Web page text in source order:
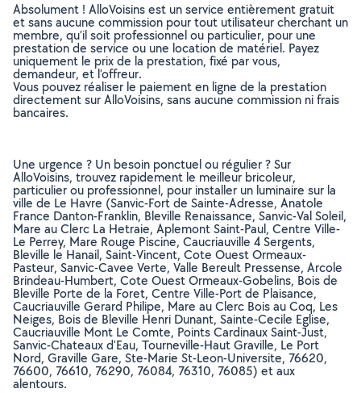
Absolument ! AlloVoisins est un service entièrement gratuit
et sans aucune commission pour tout utilisateur cherchant un
membre, qu’il soit professionnel ou particulier, pour une
prestation de service ou une location de matériel. Payez
uniquement le prix de la prestation, fixé par vous,
demandeur, et l’offreur.
Vous pouvez réaliser le paiement en ligne de la prestation
directement sur AlloVoisins, sans aucune commission ni frais
bancaires.
Une urgence ? Un besoin ponctuel ou régulier ? Sur
AlloVoisins, trouvez rapidement le meilleur bricoleur,
particulier ou professionnel, pour installer un luminaire sur la
ville de Le Havre (Sanvic-Fort de Sainte-Adresse, Anatole
France Danton-Franklin, Bleville Renaissance, Sanvic-Val Soleil,
Mare au Clerc La Hetraie, Aplemont Saint-Paul, Centre Ville-
Le Perrey, Mare Rouge Piscine, Caucriauville 4 Sergents,
Bleville le Hanail, Saint-Vincent, Cote Ouest Ormeaux-
Pasteur, Sanvic-Cavee Verte, Valle Bereult Pressense, Arcole
Brindeau-Humbert, Cote Ouest Ormeaux-Gobelins, Bois de
Bleville Porte de la Foret, Centre Ville-Port de Plaisance,
Caucriauville Gerard Philipe, Mare au Clerc Bois au Coq, Les
Neiges, Bois de Bleville Henri Dunant, Sainte-Cecile Eglise,
Caucriauville Mont Le Comte, Points Cardinaux Saint-Just,
Sanvic-Chateaux d'Eau, Tourneville-Haut Graville, Le Port
Nord, Graville Gare, Ste-Marie St-Leon-Universite, 76620,
76600, 76610, 76290, 76084, 76310, 76085) et aux
alentours.